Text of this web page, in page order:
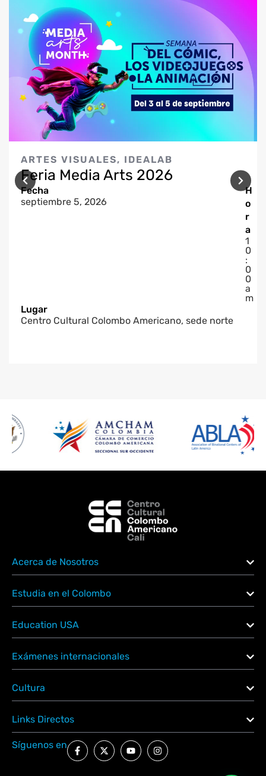
ARTES VISUALES, IDEALAB
Feria Media Arts 2026
Fecha
septiembre 5, 2026
H
o
r
a
1
0
:
0
0
a
m
Lugar
Centro Cultural Colombo Americano, sede norte
Acerca de Nosotros
Estudia en el Colombo
Education USA
Exámenes internacionales
Cultura
Links Directos
Síguenos en